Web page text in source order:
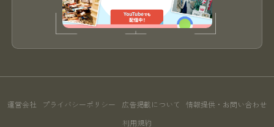
運営会社 プライバシーポリシー 広告掲載について 情報提供・お問い合わせ
利用規約